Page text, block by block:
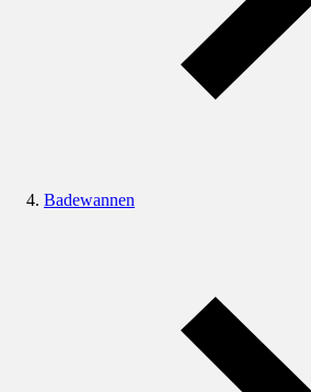
Badewannen